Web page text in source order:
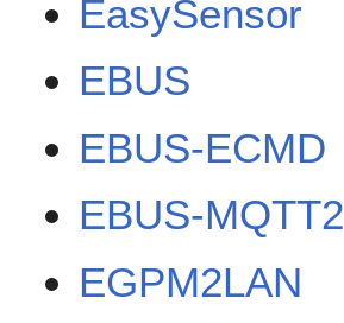
EasySensor
EBUS
EBUS-ECMD
EBUS-MQTT2
EGPM2LAN